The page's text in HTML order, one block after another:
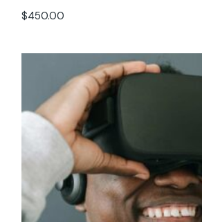
$450.00